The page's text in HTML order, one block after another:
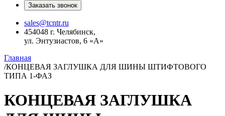
Заказать звонок
sales@tcntr.ru
454048 г. Челябинск,
ул. Энтузиастов, 6 «А»
Главная
/КОНЦЕВАЯ ЗАГЛУШКА ДЛЯ ШИНЫ ШТИФТОВОГО
ТИПА 1-ФАЗ
КОНЦЕВАЯ ЗАГЛУШКА